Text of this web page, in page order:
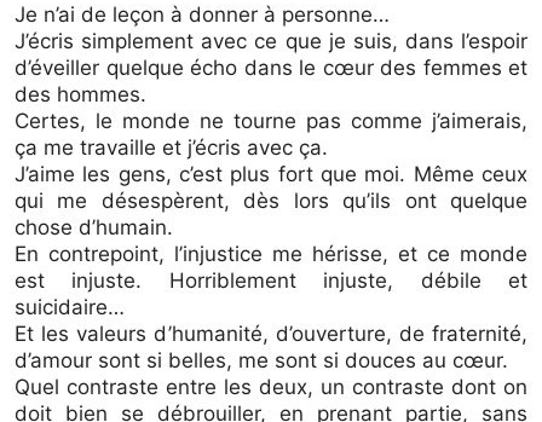
Je n’ai de leçon à donner à personne…
J’écris simplement avec ce que je suis, dans l’espoir
d’éveiller quelque écho dans le cœur des femmes et
des hommes.
Certes, le monde ne tourne pas comme j’aimerais,
ça me travaille et j’écris avec ça.
J’aime les gens, c’est plus fort que moi. Même ceux
qui me désespèrent, dès lors qu’ils ont quelque
chose d’humain.
En contrepoint, l’injustice me hérisse, et ce monde
est injuste. Horriblement injuste, débile et
suicidaire…
Et les valeurs d’humanité, d’ouverture, de fraternité,
d’amour sont si belles, me sont si douces au cœur.
Quel contraste entre les deux, un contraste dont on
doit bien se débrouiller, en prenant partie, sans